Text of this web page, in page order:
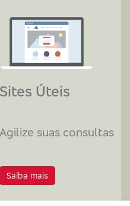
Sites Úteis
Agilize suas consultas
Saiba mais